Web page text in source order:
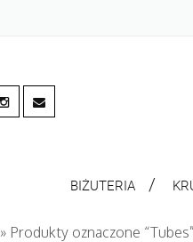
BIŻUTERIA
» Produkty oznaczone “Tubes”